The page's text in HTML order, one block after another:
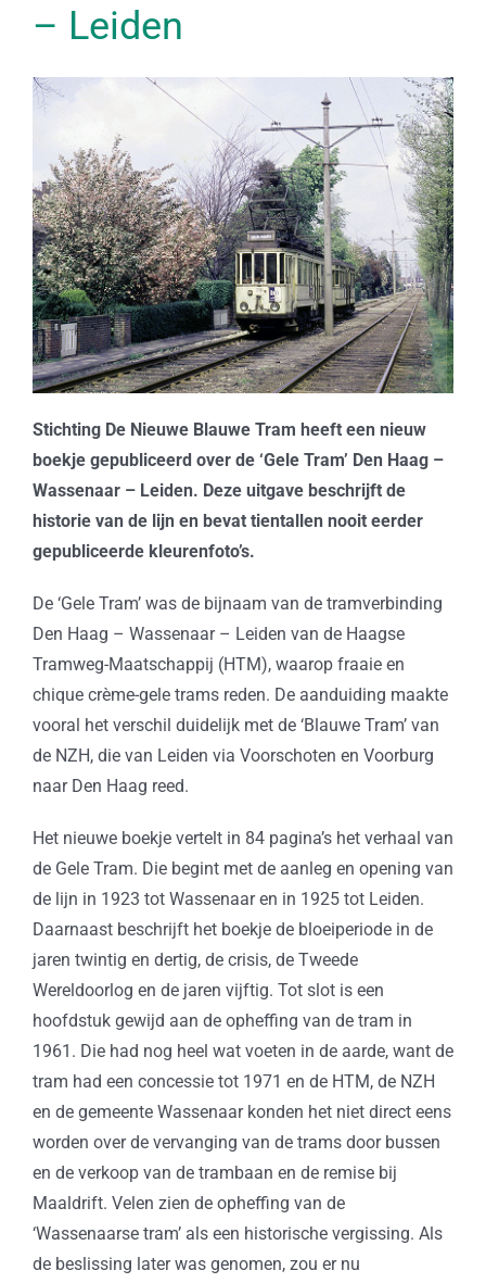
– Leiden
Stichting De Nieuwe Blauwe Tram heeft een nieuw
boekje gepubliceerd over de ‘Gele Tram’ Den Haag –
Wassenaar – Leiden. Deze uitgave beschrijft de
historie van de lijn en bevat tientallen nooit eerder
gepubliceerde kleurenfoto’s.
De ‘Gele Tram’ was de bijnaam van de tramverbinding
Den Haag – Wassenaar – Leiden van de Haagse
Tramweg-Maatschappij (HTM), waarop fraaie en
chique crème-gele trams reden. De aanduiding maakte
vooral het verschil duidelijk met de ‘Blauwe Tram’ van
de NZH, die van Leiden via Voorschoten en Voorburg
naar Den Haag reed.
Het nieuwe boekje vertelt in 84 pagina’s het verhaal van
de Gele Tram. Die begint met de aanleg en opening van
de lijn in 1923 tot Wassenaar en in 1925 tot Leiden.
Daarnaast beschrijft het boekje de bloeiperiode in de
jaren twintig en dertig, de crisis, de Tweede
Wereldoorlog en de jaren vijftig. Tot slot is een
hoofdstuk gewijd aan de opheffing van de tram in
1961. Die had nog heel wat voeten in de aarde, want de
tram had een concessie tot 1971 en de HTM, de NZH
en de gemeente Wassenaar konden het niet direct eens
worden over de vervanging van de trams door bussen
en de verkoop van de trambaan en de remise bij
Maaldrift. Velen zien de opheffing van de
‘Wassenaarse tram’ als een historische vergissing. Als
de beslissing later was genomen, zou er nu